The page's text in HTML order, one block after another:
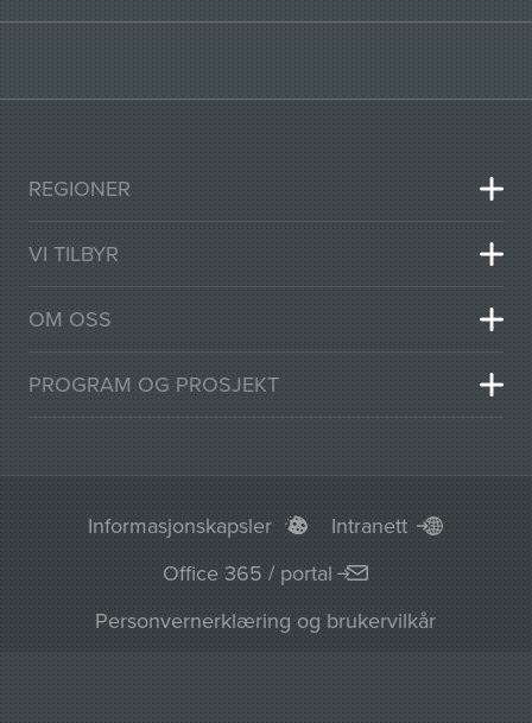
REGIONER
VI TILBYR
OM OSS
PROGRAM OG PROSJEKT
Informasjonskapsler
Intranett
Office 365 / portal
Personvernerklæring og brukervilkår